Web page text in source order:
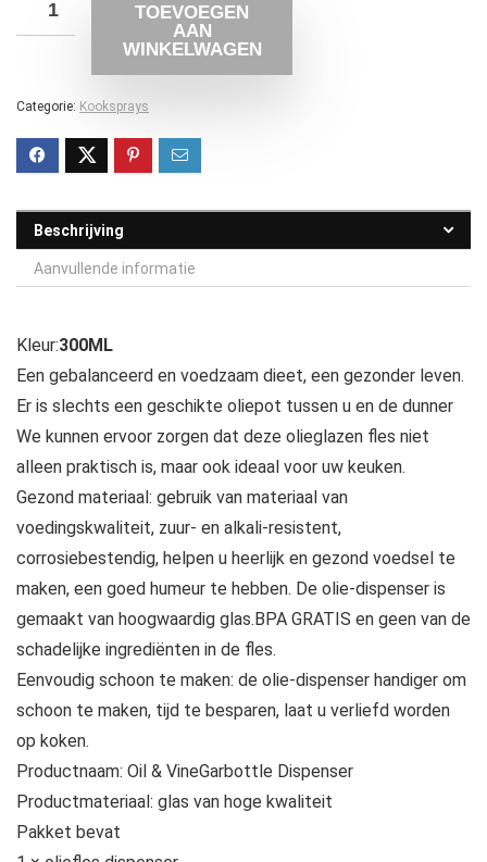
TOEVOEGEN
AAN
WINKELWAGEN
Categorie: Kooksprays
Beschrijving
Aanvullende informatie
Kleur:300ML
Een gebalanceerd en voedzaam dieet, een gezonder leven.
Er is slechts een geschikte oliepot tussen u en de dunner
We kunnen ervoor zorgen dat deze olieglazen fles niet
alleen praktisch is, maar ook ideaal voor uw keuken.
Gezond materiaal: gebruik van materiaal van
voedingskwaliteit, zuur- en alkali-resistent,
corrosiebestendig, helpen u heerlijk en gezond voedsel te
maken, een goed humeur te hebben. De olie-dispenser is
gemaakt van hoogwaardig glas.BPA GRATIS en geen van de
schadelijke ingrediënten in de fles.
Eenvoudig schoon te maken: de olie-dispenser handiger om
schoon te maken, tijd te besparen, laat u verliefd worden
op koken.
Productnaam: Oil & VineGarbottle Dispenser
Productmateriaal: glas van hoge kwaliteit
Pakket bevat